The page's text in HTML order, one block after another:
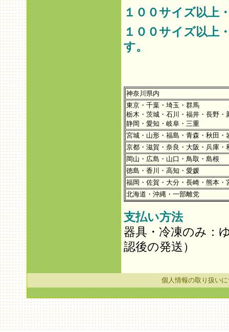
１００サイズ以上
１００サイズ以上
す。
神奈川県内
東京・千葉・埼玉・群馬
栃木・茨城・石川・福井・長野・
静岡・愛知・岐阜・三重
宮城・山形・福島・青森・秋田・
京都・滋賀・奈良・大阪・兵庫・
岡山・広島・山口・鳥取・島根
徳島・香川・高知・愛媛
福岡・佐賀・大分・長崎・熊本・
北海道・沖縄・一部離党
支払い方法
器具・冷凍のみ：
認後の発送）
個人情報の取り扱い